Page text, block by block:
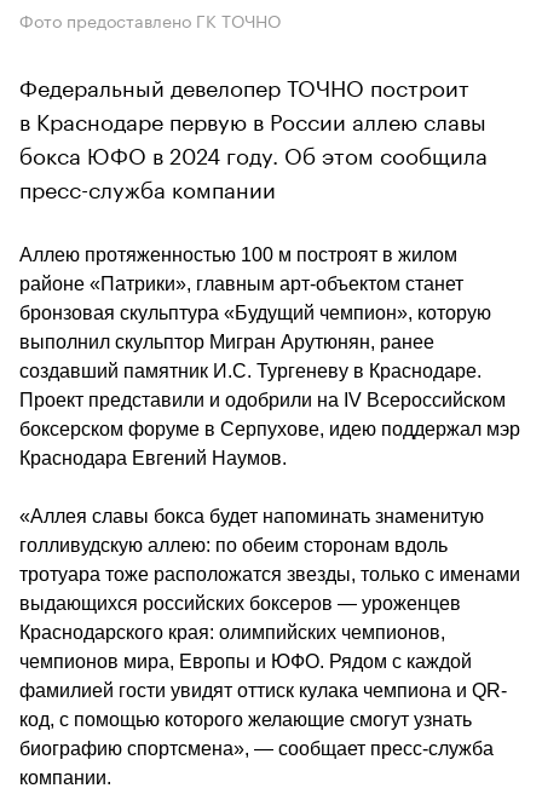
Фото предоставлено ГК ТОЧНО
​​​​​​​Федеральный девелопер ТОЧНО построит
в Краснодаре первую в России аллею славы
бокса ЮФО в 2024 году. Об этом сообщила
пресс-служба компании
Аллею протяженностью 100 м построят в жилом
районе «Патрики», главным арт-объектом станет
бронзовая скульптура «Будущий чемпион», которую
выполнил скульптор Мигран Арутюнян, ранее
создавший памятник И.С. Тургеневу в Краснодаре.
Проект представили и одобрили на IV Всероссийском
боксерском форуме в Серпухове, идею поддержал мэр
Краснодара Евгений Наумов.
«Аллея славы бокса будет напоминать знаменитую
голливудскую аллею: по обеим сторонам вдоль
тротуара тоже расположатся звезды, только с именами
выдающихся российских боксеров — уроженцев
Краснодарского края: олимпийских чемпионов,
чемпионов мира, Европы и ЮФО. Рядом с каждой
фамилией гости увидят оттиск кулака чемпиона и QR-
код, с помощью которого желающие смогут узнать
биографию спортсмена», — сообщает пресс-служба
компании.